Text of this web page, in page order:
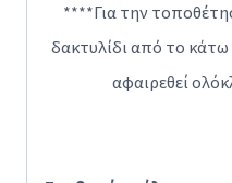
****Για την
δακτυλίδι από το
αφαιρεθεί